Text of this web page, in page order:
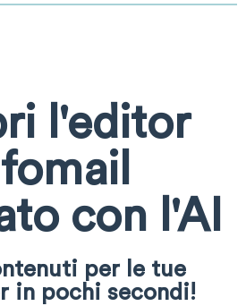
l'editor
con l'AI
per le tue
in pochi secondi!